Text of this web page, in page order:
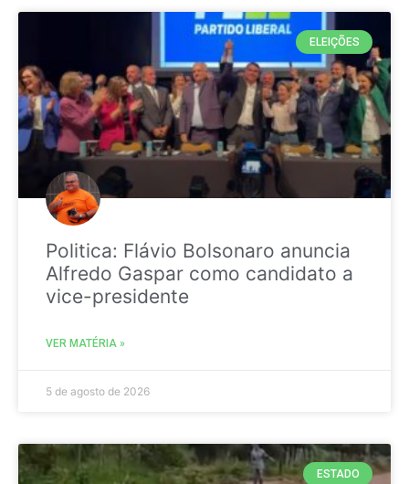
ELEIÇÕES
Politica: Flávio Bolsonaro anuncia
Alfredo Gaspar como candidato a
vice-presidente
VER MATÉRIA »
5 de agosto de 2026
ESTADO